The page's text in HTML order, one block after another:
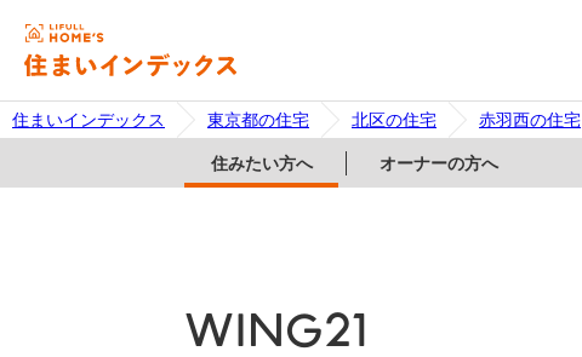
住まいインデックス 東京都の住宅 北区の住宅 赤羽西の住宅
住みたい方へ オーナーの方へ
WING21